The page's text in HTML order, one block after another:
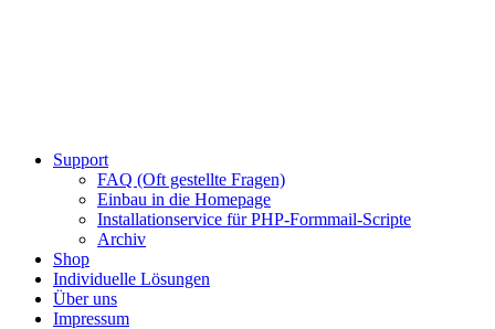
Support
FAQ (Oft gestellte Fragen)
Einbau in die Homepage
Installationservice für PHP-Formmail-Scripte
Archiv
Shop
Individuelle Lösungen
Über uns
Impressum